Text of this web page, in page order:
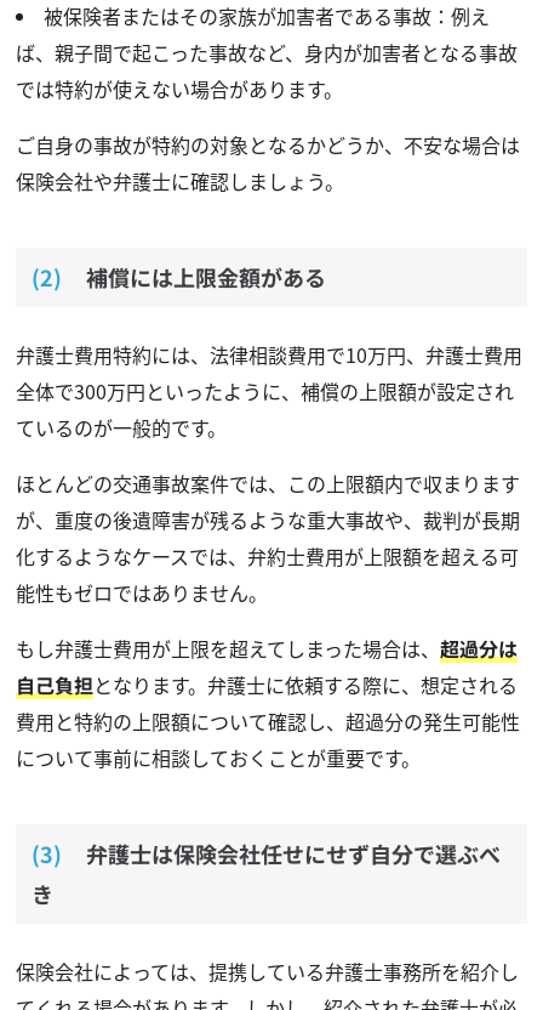
被保険者またはその家族が加害者である事故：例え
ば、親子間で起こった事故など、身内が加害者となる事故
では特約が使えない場合があります。
ご自身の事故が特約の対象となるかどうか、不安な場合は
保険会社や弁護士に確認しましょう。
補償には上限金額がある
弁護士費用特約には、法律相談費用で10万円、弁護士費用
全体で300万円といったように、補償の上限額が設定され
ているのが一般的です。
ほとんどの交通事故案件では、この上限額内で収まります
が、重度の後遺障害が残るような重大事故や、裁判が長期
化するようなケースでは、弁約士費用が上限額を超える可
能性もゼロではありません。
もし弁護士費用が上限を超えてしまった場合は、 超過分は
自己負担となります。弁護士に依頼する際に、想定される
費用と特約の上限額について確認し、超過分の発生可能性
について事前に相談しておくことが重要です。
弁護士は保険会社任せにせず自分で選ぶべ
き
保険会社によっては、提携している弁護士事務所を紹介し